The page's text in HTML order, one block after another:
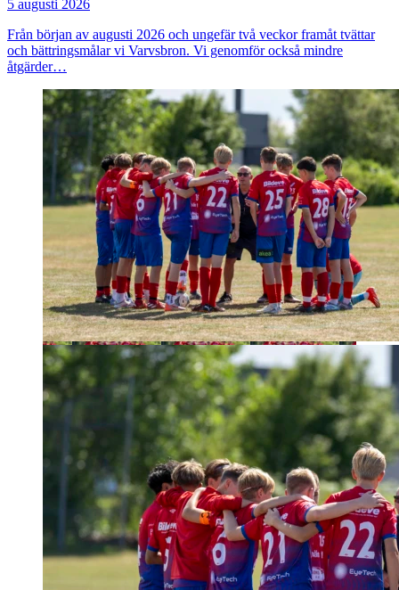
5 augusti 2026
Från början av augusti 2026 och ungefär två veckor framåt tvättar
och bättringsmålar vi Varvsbron. Vi genomför också mindre
åtgärder…